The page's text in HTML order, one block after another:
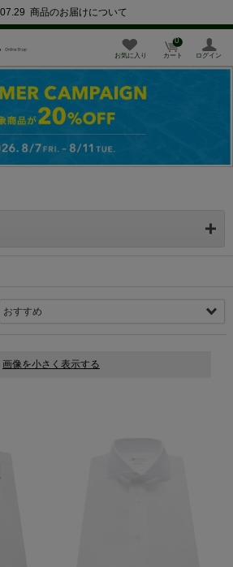
商品のお届けについて
お気に入り カート
0
ログイン